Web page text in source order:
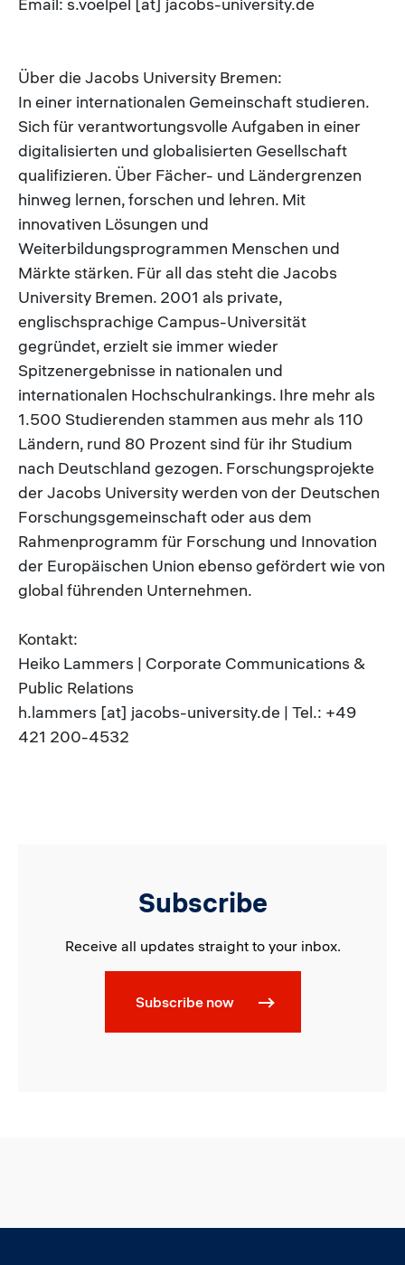
Über die Jacobs University Bremen:
In einer internationalen Gemeinschaft studieren.
Sich für verantwortungsvolle Aufgaben in einer
digitalisierten und globalisierten Gesellschaft
qualifizieren. Über Fächer- und Ländergrenzen
hinweg lernen, forschen und lehren. Mit
innovativen Lösungen und
Weiterbildungsprogrammen Menschen und
Märkte stärken. Für all das steht die Jacobs
University Bremen. 2001 als private,
englischsprachige Campus-Universität
gegründet, erzielt sie immer wieder
Spitzenergebnisse in nationalen und
internationalen Hochschulrankings. Ihre mehr als
1.500 Studierenden stammen aus mehr als 110
Ländern, rund 80 Prozent sind für ihr Studium
nach Deutschland gezogen. Forschungsprojekte
der Jacobs University werden von der Deutschen
Forschungsgemeinschaft oder aus dem
Rahmenprogramm für Forschung und Innovation
der Europäischen Union ebenso gefördert wie von
global führenden Unternehmen.
Kontakt:
Heiko Lammers | Corporate Communications &
Public Relations
h.lammers [at] jacobs-university.de | Tel.: +49
421 200-4532
Subscribe
Receive all updates straight to your inbox.
Subscribe now